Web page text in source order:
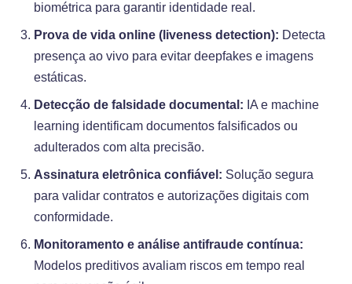
biométrica para garantir identidade real.
Prova de vida online (liveness detection): Detecta
presença ao vivo para evitar deepfakes e imagens
estáticas.
Detecção de falsidade documental: IA e machine
learning identificam documentos falsificados ou
adulterados com alta precisão.
Assinatura eletrônica confiável: Solução segura
para validar contratos e autorizações digitais com
conformidade.
Monitoramento e análise antifraude contínua:
Modelos preditivos avaliam riscos em tempo real